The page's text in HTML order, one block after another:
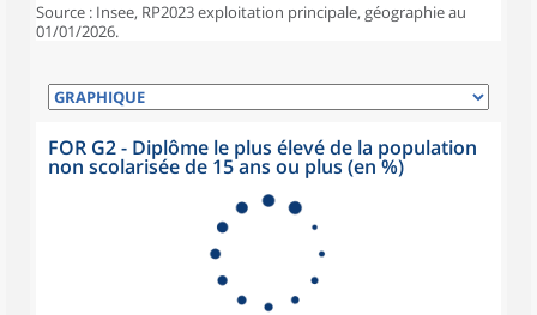
Source : Insee, RP2023 exploitation principale, géographie au
01/01/2026.
FOR G2 - Diplôme le plus élevé de la population
non scolarisée de 15 ans ou plus (en %)